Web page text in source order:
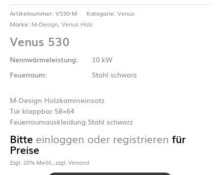
Artikelnummer: V530-M Kategorie: Venus
Marke: M-Design, Venus Holz
Venus 530
Nennwärmeleistung:
10 kW
Feuerraum:
Stahl schwarz
M-Design Holzkamineinsatz
Tür klappbar 58×64
Feuerraumauskleidung Stahl schwarz
Bitte einloggen oder registrieren für
Preise
Zzgl. 20% MwSt., zzgl. Versand